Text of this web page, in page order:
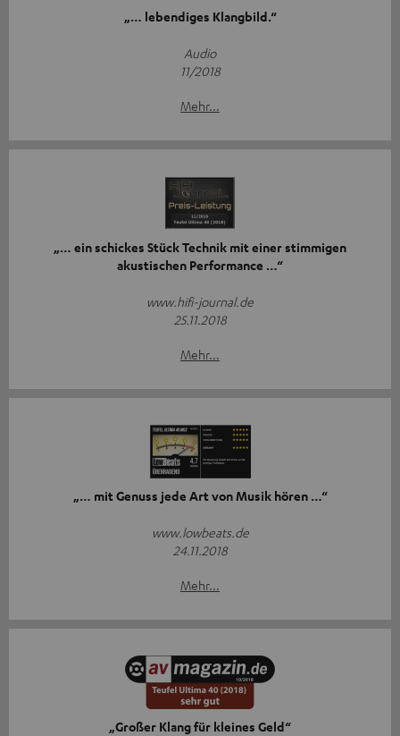
„… lebendiges Klangbild.“
Audio
11/2018
Mehr...
„… ein schickes Stück Technik mit einer stimmigen
akustischen Performance …“
www.hifi-journal.de
25.11.2018
Mehr...
„… mit Genuss jede Art von Musik hören …“
www.lowbeats.de
24.11.2018
Mehr...
„Großer Klang für kleines Geld“